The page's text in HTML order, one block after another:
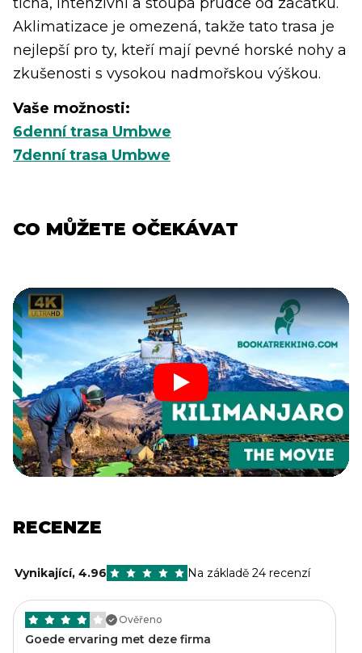
Aklimatizace je omezená, takže tato trasa je
nejlepší pro ty, kteří mají pevné horské nohy a
zkušenosti s vysokou nadmořskou výškou.
Vaše možnosti:
6denní trasa Umbwe
7denní trasa Umbwe
CO MŮŽETE OČEKÁVAT
RECENZE
Vynikající,4.96 Na základě 24 recenzí
Ověřeno
Goede ervaring met deze firma